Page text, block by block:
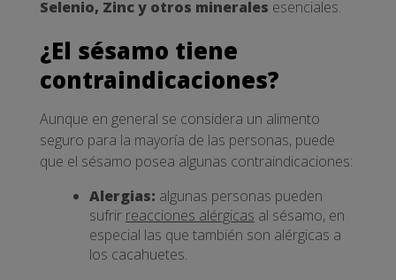
Selenio, Zinc y otros minerales esenciales.
¿El sésamo tiene
contraindicaciones?
Aunque en general se considera un alimento
seguro para la mayoría de las personas, puede
que el sésamo posea algunas contraindicaciones:
Alergias: algunas personas pueden
sufrir reacciones alérgicas al sésamo, en
especial las que también son alérgicas a
los cacahuetes.